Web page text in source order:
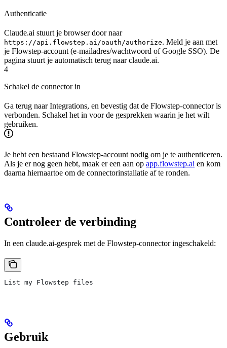
Authenticatie
Claude.ai stuurt je browser door naar
https://api.flowstep.ai/oauth/authorize. Meld je aan met
je Flowstep-account (e-mailadres/wachtwoord of Google SSO). De
pagina stuurt je automatisch terug naar claude.ai.
4
Schakel de connector in
Ga terug naar Integrations, en bevestig dat de Flowstep-connector is
verbonden. Schakel het in voor de gesprekken waarin je het wilt
gebruiken.
Je hebt een bestaand Flowstep-account nodig om je te authenticeren.
Als je er nog geen hebt, maak er een aan op app.flowstep.ai en kom
daarna hiernaartoe om de connectorinstallatie af te ronden.
Controleer de verbinding
In een claude.ai-gesprek met de Flowstep-connector ingeschakeld:
List my Flowstep files
Gebruik